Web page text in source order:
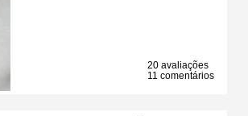
20 avaliações
11 comentários